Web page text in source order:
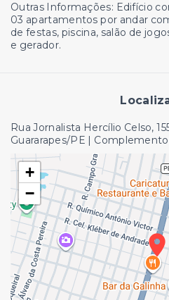
Outras Informações: Edifício
03 apartamentos por andar
de festas, piscina, salão de
e gerador.
Rua Jornalista Hercílio Celso,
Guararapes/PE |
+
−